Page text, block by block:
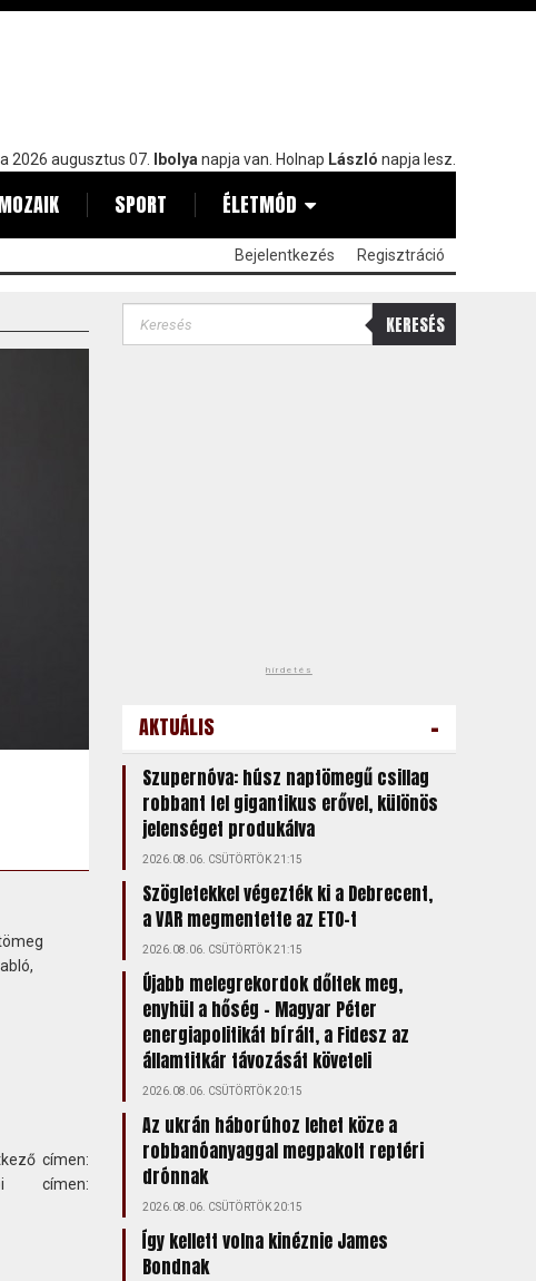
2026 augusztus 07. Ibolya napja van. Holnap László napja lesz.
SPORT ÉLETMÓD
Bejelentkezés Regisztráció
címen:
címen:
KERESÉS
hirdetés
AKTUÁLIS -
Szupernóva: húsz naptömegű csillag
robbant fel gigantikus erővel, különös
jelenséget produkálva
2026.08.06. CSÜTÖRTÖK 21:15
Szögletekkel végezték ki a Debrecent,
a VAR megmentette az ETO-t
2026.08.06. CSÜTÖRTÖK 21:15
Újabb melegrekordok dőltek meg,
enyhül a hőség – Magyar Péter
energiapolitikát bírált, a Fidesz az
államtitkár távozását követeli
2026.08.06. CSÜTÖRTÖK 20:15
Az ukrán háborúhoz lehet köze a
robbanóanyaggal megpakolt reptéri
drónnak
2026.08.06. CSÜTÖRTÖK 20:15
Így kellett volna kinéznie James
Bondnak